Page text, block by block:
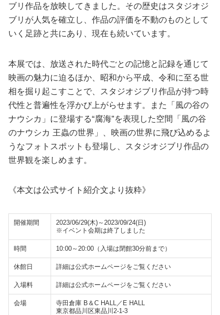
ブリ作品を放映してきました。その歴史はスタジオジ
ブリが人気を確立し、作品の評価を不動のものとして
いく足跡と共にあり、現在も続いています。
本展では、放送された時代ごとの記憶と記録を通じて
映画の魅力に迫るほか、昭和から平成、令和に至る世
相を掘り起こすことで、スタジオジブリ作品が持つ時
代性と普遍性を浮かび上がらせます。また「風の谷の
ナウシカ」に登場する“腐海”を表現した空間「風の谷
のナウシカ 王蟲の世界」、映画の世界に飛び込めるよ
うなフォトスポットも登場し、スタジオジブリ作品の
世界観を楽しめます。
《本文は公式サイト紹介文より抜粋》
開催期間
2023/06/29(木)～2023/09/24(日)
※イベント会期は終了しました
時間 10:00～20:00（入場は閉館30分前まで）
休館日 詳細は公式ホームページをご覧ください
入場料 詳細は公式ホームページをご覧ください
会場
寺田倉庫 B＆C HALL／E HALL
東京都品川区東品川2-1-3